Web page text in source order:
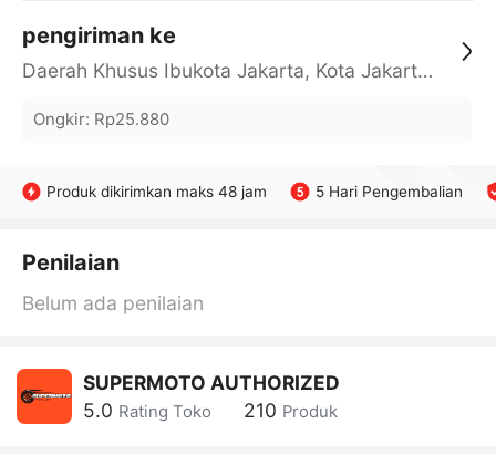
pengiriman ke
Daerah Khusus Ibukota Jakarta, Kota Jakarta Barat, Cengkareng, yy
Ongkir: Rp25.880
Produk dikirimkan maks 48 jam 5 Hari Pengembalian
Penilaian
Belum ada penilaian
SUPERMOTO AUTHORIZED
5.0 Rating Toko 210 Produk